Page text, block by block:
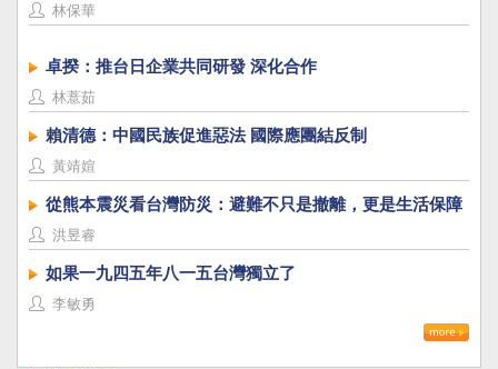
林保華
卓揆：推台日企業共同研發 深化合作
林薏茹
賴清德：中國民族促進惡法 國際應團結反制
黃靖媗
從熊本震災看台灣防災：避難不只是撤離，更是生活保障
洪昱睿
如果一九四五年八一五台灣獨立了
李敏勇